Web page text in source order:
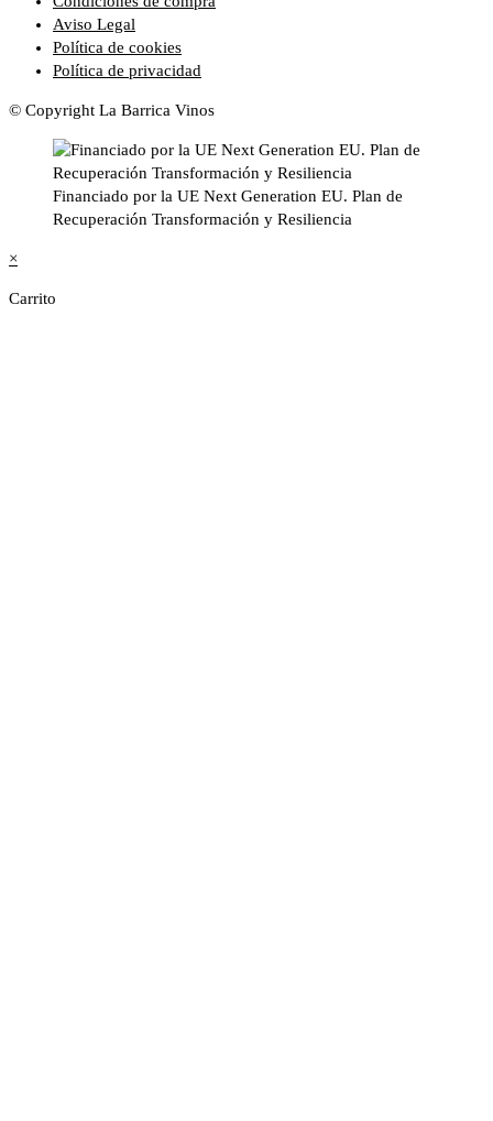
Aviso Legal
Política de cookies
Política de privacidad
© Copyright La Barrica Vinos
Financiado por la UE Next Generation EU. Plan de
Recuperación Transformación y Resiliencia
×
Carrito